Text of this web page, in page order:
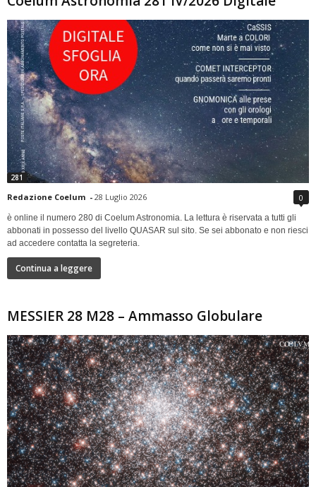
281
Redazione Coelum - 28 Luglio 2026 0
è online il numero 280 di Coelum Astronomia. La lettura è riservata a tutti gli
abbonati in possesso del livello QUASAR sul sito. Se sei abbonato e non riesci
ad accedere contatta la segreteria.
Continua a leggere
MESSIER 28 M28 – Ammasso Globulare